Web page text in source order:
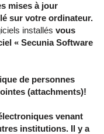
mises à jour
sur votre ordinateur.
installés vous
« Secunia Software
de personnes
(attachments)!
venant
institutions. Il y a